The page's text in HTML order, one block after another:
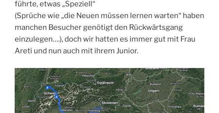
führte, etwas „Speziell“
(Sprüche wie „die Neuen müssen lernen warten“ haben
manchen Besucher genötigt den Rückwärtsgang
einzulegen….), doch wir hatten es immer gut mit Frau
Areti und nun auch mit ihrem Junior.